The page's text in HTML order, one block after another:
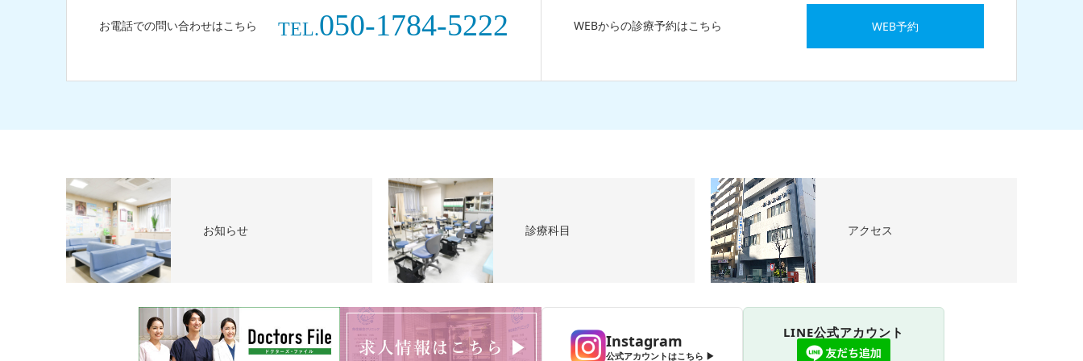
お電話での問い合わせはこちら TEL.050-1784-5222 WEBからの診療予約はこちら WEB予約
お知らせ 診療科目 アクセス
Instagram
公式アカウントはこちら ▶
LINE公式アカウント